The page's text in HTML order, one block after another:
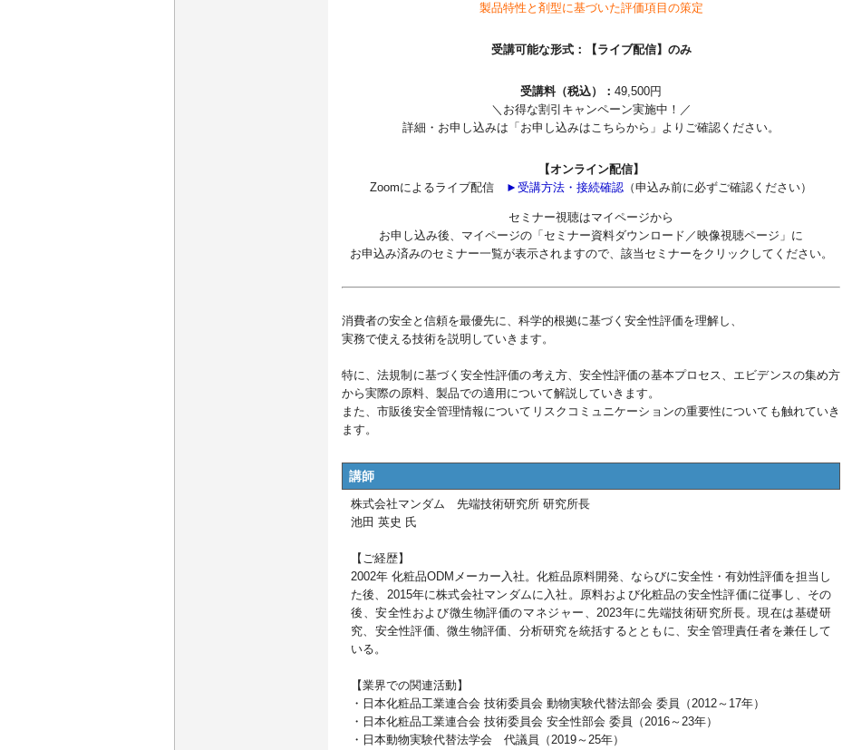
製品特性と剤型に基づいた評価項目の策定
受講可能な形式：【ライブ配信】のみ
受講料（税込）： 49,500円
＼お得な割引キャンペーン実施中！／
詳細・お申し込みは「お申し込みはこちらから」よりご確認ください。
【オンライン配信】
Zoomによるライブ配信
►受講方法・接続確認 （申込み前に必ずご確認ください）
セミナー視聴はマイページから
お申し込み後、マイページの「セミナー資料ダウンロード／映像視聴ページ」に
お申込み済みのセミナー一覧が表示されますので、該当セミナーをクリックしてください。
消費者の安全と信頼を最優先に、科学的根拠に基づく安全性評価を理解し、
実務で使える技術を説明していきます。
特に、法規制に基づく安全性評価の考え方、安全性評価の基本プロセス、エビデンスの集め方
から実際の原料、製品での適用について解説していきます。
また、市販後安全管理情報についてリスクコミュニケーションの重要性についても触れていき
ます。
講師
株式会社マンダム 先端技術研究所 研究所長
池田 英史 氏
【ご経歴】
2002年 化粧品ODMメーカー入社。化粧品原料開発、ならびに安全性・有効性評価を担当し
た後、2015年に株式会社マンダムに入社。原料および化粧品の安全性評価に従事し、その
後、安全性および微生物評価のマネジャー、2023年に先端技術研究所長。現在は基礎研
究、安全性評価、微生物評価、分析研究を統括するとともに、安全管理責任者を兼任して
いる。
【業界での関連活動】
・日本化粧品工業連合会 技術委員会 動物実験代替法部会 委員（2012～17年）
・日本化粧品工業連合会 技術委員会 安全性部会 委員（2016～23年）
・日本動物実験代替法学会 代議員（2019～25年）